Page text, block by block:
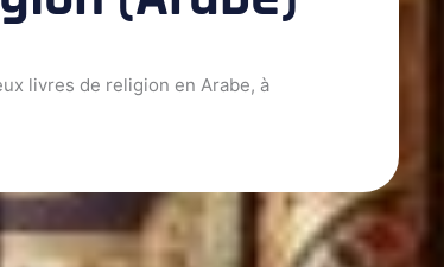
livres de religion en Arabe, à